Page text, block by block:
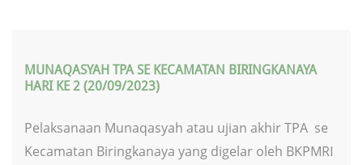
MUNAQASYAH TPA SE KECAMATAN BIRINGKANAYA
HARI KE 2 (20/09/2023)
Pelaksanaan Munaqasyah atau ujian akhir TPA se
Kecamatan Biringkanaya yang digelar oleh BKPMRI